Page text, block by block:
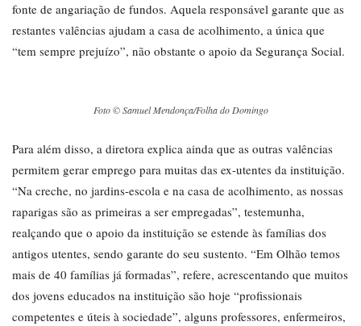
fonte de angariação de fundos. Aquela responsável garante que as
restantes valências ajudam a casa de acolhimento, a única que
“tem sempre prejuízo”, não obstante o apoio da Segurança Social.
Foto © Samuel Mendonça/Folha do Domingo
Para além disso, a diretora explica ainda que as outras valências
permitem gerar emprego para muitas das ex-utentes da instituição.
“Na creche, no jardins-escola e na casa de acolhimento, as nossas
raparigas são as primeiras a ser empregadas”, testemunha,
realçando que o apoio da instituição se estende às famílias dos
antigos utentes, sendo garante do seu sustento. “Em Olhão temos
mais de 40 famílias já formadas”, refere, acrescentando que muitos
dos jovens educados na instituição são hoje “profissionais
competentes e úteis à sociedade”, alguns professores, enfermeiros,